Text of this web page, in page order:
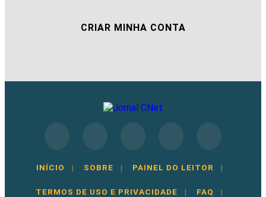
CRIAR MINHA CONTA
INÍCIO | SOBRE | PAINEL DO LEITOR |
TERMOS DE USO E PRIVACIDADE | FAQ |